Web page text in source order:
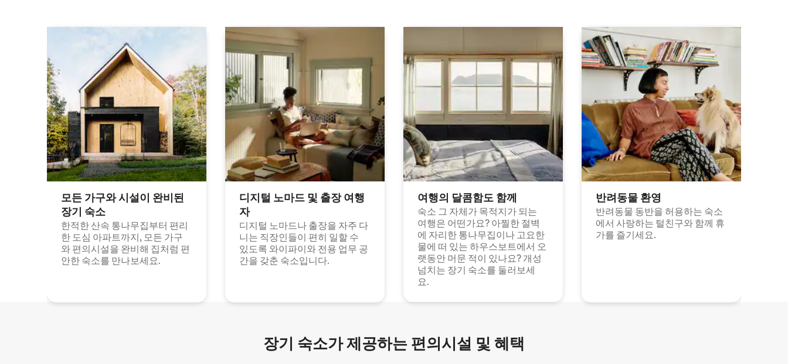
모든 가구와 시설이 완비된
장기 숙소
한적한 산속 통나무집부터 편리
한 도심 아파트까지, 모든 가구
와 편의시설을 완비해 집처럼 편
안한 숙소를 만나보세요.
디지털 노마드 및 출장 여행
자
디지털 노마드나 출장을 자주 다
니는 직장인들이 편히 일할 수
있도록 와이파이와 전용 업무 공
간을 갖춘 숙소입니다.
여행의 달콤함도 함께
숙소 그 자체가 목적지가 되는
여행은 어떤가요? 아찔한 절벽
에 자리한 통나무집이나 고요한
물에 떠 있는 하우스보트에서 오
랫동안 머문 적이 있나요? 개성
넘치는 장기 숙소를 둘러보세
요.
반려동물 환영
반려동물 동반을 허용하는 숙소
에서 사랑하는 털친구와 함께 휴
가를 즐기세요.
장기 숙소가 제공하는 편의시설 및 혜택